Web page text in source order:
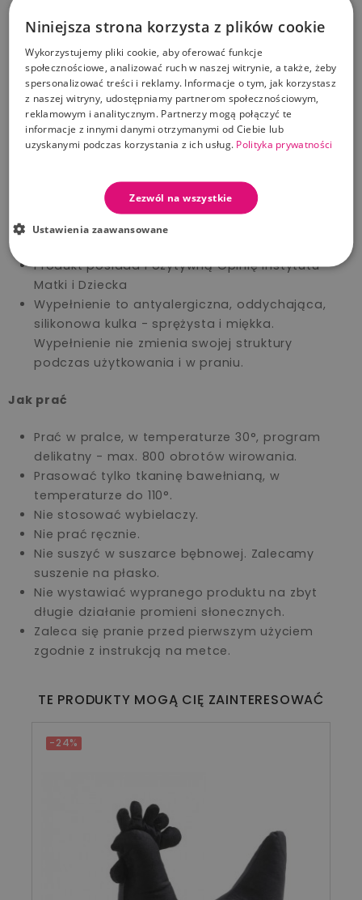
Odcienie druków na tkaninach bądź odcienie
surowców składowych produktów mogą różnić
się w zależności od partii produkcyjnych. Nie
stanowi to wady produkcyjnej.
100% bawełna
Produkt szyty ręcznie, z najwyższą dokładnością
i z wykorzystaniem najlepszych jakościowo
Stosować pod nadzorem osoby dorosłej - jak
wszystkie produkty przeznaczone dla niemowląt
i małych dzieci.
Produkt posiada Pozytywną Opinię Instytutu
Matki i Dziecka
Wypełnienie to antyalergiczna, oddychająca,
silikonowa kulka - sprężysta i miękka.
Wypełnienie nie zmienia swojej struktury
podczas użytkowania i w praniu.
Jak prać
Prać w pralce, w temperaturze 30°, program
delikatny - max. 800 obrotów wirowania.
Prasować tylko tkaninę bawełnianą, w
temperaturze do 110°.
Nie stosować wybielaczy.
Nie prać ręcznie.
Nie suszyć w suszarce bębnowej. Zalecamy
suszenie na płasko.
Nie wystawiać wypranego produktu na zbyt
długie działanie promieni słonecznych.
Zaleca się pranie przed pierwszym użyciem
zgodnie z instrukcją na metce.
TE PRODUKTY MOGĄ CIĘ ZAINTERESOWAĆ
-24%
Niniejsza strona korzysta z plików cookie
Wykorzystujemy pliki cookie, aby oferować funkcje
społecznościowe, analizować ruch w naszej witrynie, a także, żeby
spersonalizować treści i reklamy. Informacje o tym, jak korzystasz
z naszej witryny, udostępniamy partnerom społecznościowym,
reklamowym i analitycznym. Partnerzy mogą połączyć te
informacje z innymi danymi otrzymanymi od Ciebie lub
uzyskanymi podczas korzystania z ich usług. Polityka prywatności
Zezwól na wszystkie
Ustawienia zaawansowane